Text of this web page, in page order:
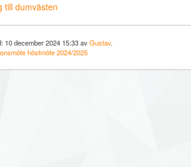
till dumvästen
10 december 2024 15:33 avGustav.
höstmöte 2024/2025